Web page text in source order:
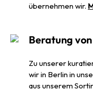
übernehmen wir.
Beratung
Zu unserer
wir in Berlin in
aus unserem